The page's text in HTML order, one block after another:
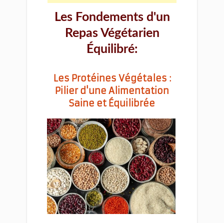
Les Fondements d'un
Repas Végétarien
Équilibré:
Les Protéines Végétales :
Pilier d'une Alimentation
Saine et Équilibrée
Repas Végétariens Équilibrés et Savoureux